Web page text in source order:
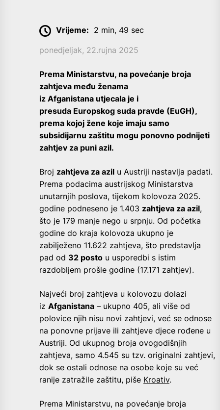
Vrijeme: 2 min, 49 sec
ponedjeljak, 22.rujna 2025
Prema Ministarstvu, na povećanje broja
zahtjeva među ženama
iz Afganistana utjecala je i
presuda Europskog suda pravde (EuGH),
prema kojoj žene koje imaju samo
subsidijarnu zaštitu mogu ponovno podnijeti
zahtjev za puni azil.
Broj zahtjeva za azil u Austriji nastavlja padati.
Prema podacima austrijskog Ministarstva
unutarnjih poslova, tijekom kolovoza 2025.
godine podneseno je 1.403 zahtjeva za azil,
što je 179 manje nego u srpnju. Od početka
godine do kraja kolovoza ukupno je
zabilježeno 11.622 zahtjeva, što predstavlja
pad od 32 posto u usporedbi s istim
razdobljem prošle godine (17.171 zahtjev).
Najveći broj zahtjeva u kolovozu dolazi
iz Afganistana – ukupno 405, ali više od
polovice njih nisu novi zahtjevi, već se odnose
na ponovne prijave ili zahtjeve djece rođene u
Austriji. Od ukupnog broja ovogodišnjih
zahtjeva, samo 4.545 su tzv. originalni zahtjevi,
dok se ostali odnose na osobe koje su već
ranije zatražile zaštitu, piše Kroativ.
Prema Ministarstvu, na povećanje broja